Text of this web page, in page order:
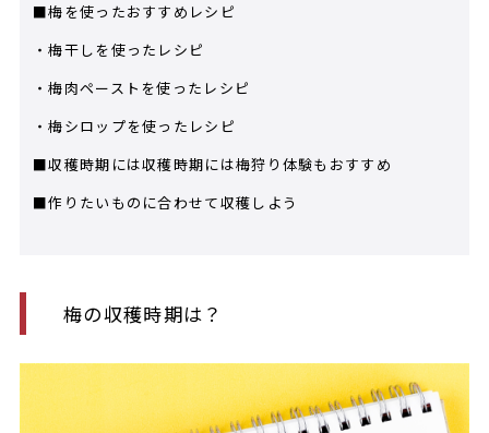
■梅を使ったおすすめレシピ
・梅干しを使ったレシピ
・梅肉ペーストを使ったレシピ
・梅シロップを使ったレシピ
■収穫時期には収穫時期には梅狩り体験もおすすめ
■作りたいものに合わせて収穫しよう
梅の収穫時期は？